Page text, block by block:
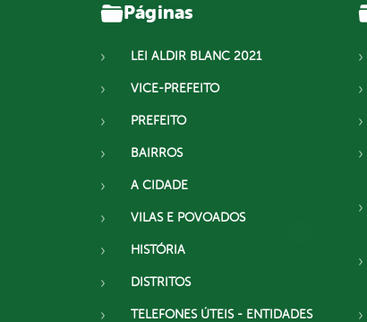
Páginas
LEI ALDIR BLANC 2021
VICE-PREFEITO
PREFEITO
BAIRROS
A CIDADE
VILAS E POVOADOS
HISTÓRIA
DISTRITOS
TELEFONES ÚTEIS - ENTIDADES